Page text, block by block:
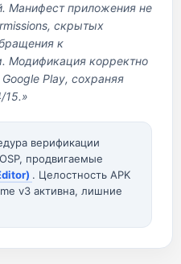
Манифест приложения не
скрытых
к
Модификация корректно
Play, сохраняя
15.»
верификации
продвигаемые
. Целостность APK
v3 активна, лишние